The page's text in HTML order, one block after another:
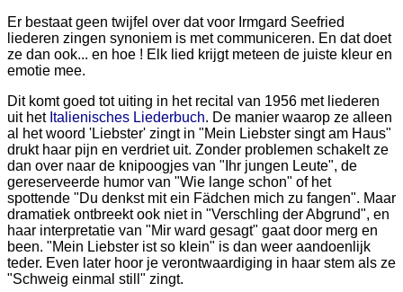
Er bestaat geen twijfel over dat voor Irmgard Seefried
liederen zingen synoniem is met communiceren. En dat doet
ze dan ook... en hoe ! Elk lied krijgt meteen de juiste kleur en
emotie mee.
Dit komt goed tot uiting in het recital van 1956 met liederen
uit het Italienisches Liederbuch. De manier waarop ze alleen
al het woord 'Liebster' zingt in "Mein Liebster singt am Haus"
drukt haar pijn en verdriet uit. Zonder problemen schakelt ze
dan over naar de knipoogjes van "Ihr jungen Leute", de
gereserveerde humor van "Wie lange schon" of het
spottende "Du denkst mit ein Fädchen mich zu fangen". Maar
dramatiek ontbreekt ook niet in "Verschling der Abgrund", en
haar interpretatie van "Mir ward gesagt" gaat door merg en
been. "Mein Liebster ist so klein" is dan weer aandoenlijk
teder. Even later hoor je verontwaardiging in haar stem als ze
"Schweig einmal still" zingt.